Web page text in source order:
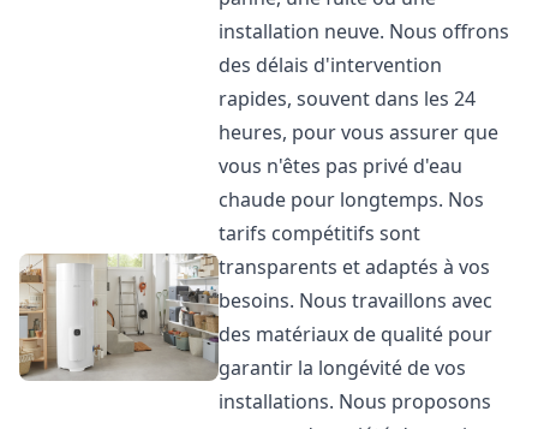
installation neuve. Nous offrons
des délais d'intervention
rapides, souvent dans les 24
heures, pour vous assurer que
vous n'êtes pas privé d'eau
chaude pour longtemps. Nos
tarifs compétitifs sont
transparents et adaptés à vos
besoins. Nous travaillons avec
des matériaux de qualité pour
garantir la longévité de vos
installations. Nous proposons